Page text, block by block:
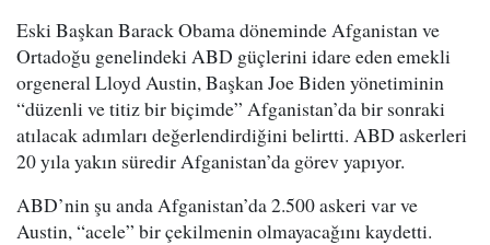
Eski Başkan Barack Obama döneminde Afganistan ve
Ortadoğu genelindeki ABD güçlerini idare eden emekli
orgeneral Lloyd Austin, Başkan Joe Biden yönetiminin
“düzenli ve titiz bir biçimde” Afganistan’da bir sonraki
atılacak adımları değerlendirdiğini belirtti. ABD askerleri
20 yıla yakın süredir Afganistan’da görev yapıyor.
ABD’nin şu anda Afganistan’da 2.500 askeri var ve
Austin, “acele” bir çekilmenin olmayacağını kaydetti.